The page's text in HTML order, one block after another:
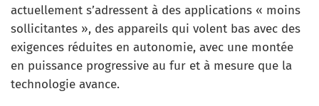
actuellement s’adressent à des applications « moins
sollicitantes », des appareils qui volent bas avec des
exigences réduites en autonomie, avec une montée
en puissance progressive au fur et à mesure que la
technologie avance.